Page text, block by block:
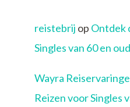
reistebrij op Ontdek
Singles van 60 en
Wayra
Reizen voor Singles